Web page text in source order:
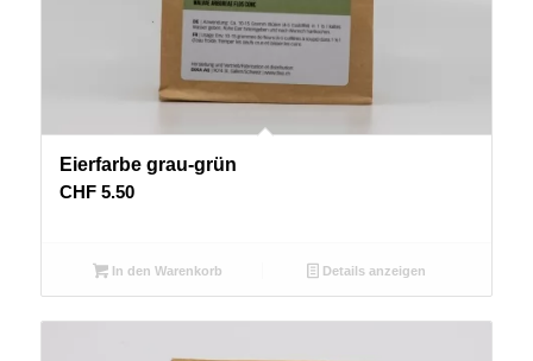
Eierfarbe grau-grün
CHF5.50
In den Warenkorb Details anzeigen